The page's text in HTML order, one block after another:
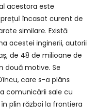
acestora este
încasat curent de
similare. Există
acestei inginerii, autorii
de 48 de milioane de
două motive. Se
care s-a plâns
comunicării sale cu
plin război la frontiera